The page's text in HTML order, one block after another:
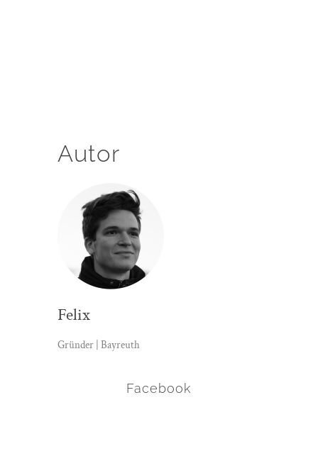
Autor
Felix
Gründer | Bayreuth
Facebook